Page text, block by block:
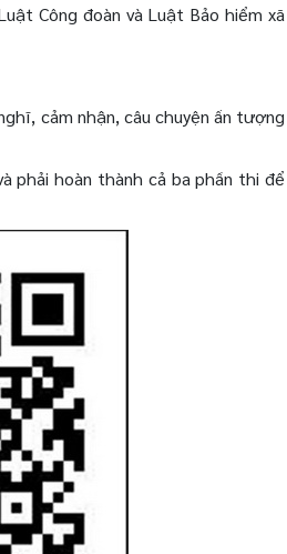
Công đoàn và Luật Bảo hiểm xã
cảm nhận, câu chuyện ấn tượng
phải hoàn thành cả ba phần thi để